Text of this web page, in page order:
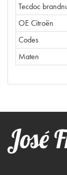
Tecdoc
OE Citroën
Codes
Maten